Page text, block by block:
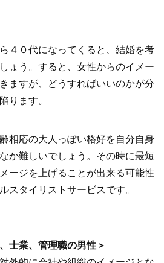
４０代になってくると、結婚を考
ょう。すると、女性からのイメー
ますが、どうすればいいのかが分
ります。
相応の大人っぽい格好を自分自身
か難しいでしょう。その時に最短
ージを上げることが出来る可能性
スタイリストサービスです。
士業、管理職の男性＞